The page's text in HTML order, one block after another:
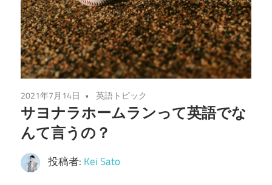
2021年7月14日 英語トピック
サヨナラホームランって英語でな
んて言うの？
投稿者: Kei Sato